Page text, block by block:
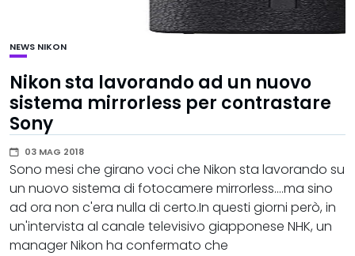
NEWS NIKON
Nikon sta lavorando ad un nuovo
sistema mirrorless per contrastare
Sony
03 MAG 2018
Sono mesi che girano voci che Nikon sta lavorando su
un nuovo sistema di fotocamere mirrorless....ma sino
ad ora non c'era nulla di certo.In questi giorni però, in
un'intervista al canale televisivo giapponese NHK, un
manager Nikon ha confermato che